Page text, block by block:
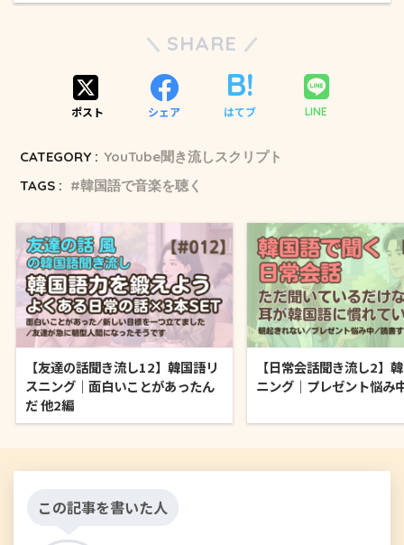
SHARE
ポスト シェア はてブ LINE
CATEGORY : YouTube聞き流しスクリプト
TAGS :
韓国語で音楽を聴く
【友達の話聞き流し12】韓国語リ
スニング｜面白いことがあったん
だ 他2編
【日常会話聞き流し2】
ニング｜プレゼント悩み
この記事を書いた人